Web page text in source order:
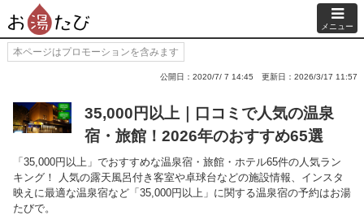
メニュー
本ページはプロモーションを含みます
公開日：2020/7/ 7 14:45 更新日：2026/3/17 11:57
35,000円以上｜口コミで人気の温泉
宿・旅館！2026年のおすすめ65選
「35,000円以上」でおすすめな温泉宿・旅館・ホテル65件の人気ラン
キング！ 人気の露天風呂付き客室や卓球台などの施設情報、インスタ
映えに最適な温泉宿など「35,000円以上」に関する温泉宿の予約はお湯
たびで。